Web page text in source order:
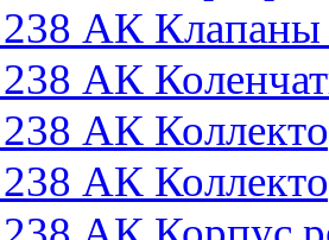
АК Клапаны
АК
АК
АК